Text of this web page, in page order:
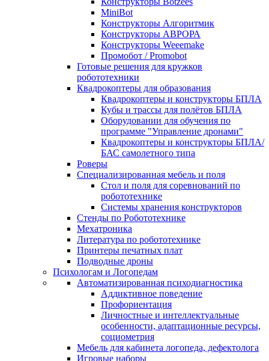
MiniBot
Конструкторы Алгоритмик
Конструкторы АВРОРА
Конструкторы Weeemake
Промобот / Promobot
Готовые решения для кружков
робототехники
Квадрокоптеры для образования
Квадрокоптеры и конструкторы БПЛА
Кубы и трассы для полётов БПЛА
Оборудовании для обучения по
программе "Управление дронами"
Квадрокоптеры и конструкторы БПЛА/
БАС самолетного типа
Роверы
Специализированная мебель и поля
Стол и поля для соревнований по
робототехнике
Системы хранения конструкторов
Стенды по Робототехнике
Мехатроника
Литература по робототехнике
Принтеры печатных плат
Подводные дроны
Психологам и Логопедам
Автоматизированная психодиагностика
Аддиктивное поведение
Профориентация
Личностные и интеллектуальные
особенности, адаптационные ресурсы,
социометрия
Мебель для кабинета логопеда, дефектолога
Игровые наборы